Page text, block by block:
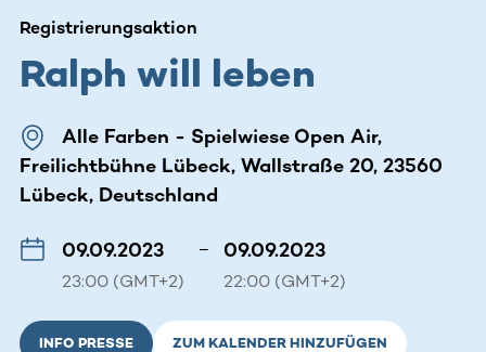
Registrierungsaktion
Ralph will leben
Alle Farben - Spielwiese Open Air,
Freilichtbühne Lübeck, Wallstraße 20, 23560
Lübeck, Deutschland
09.09.2023
23:00 (GMT+2)
– 09.09.2023
22:00 (GMT+2)
INFO PRESSE ZUM KALENDER HINZUFÜGEN